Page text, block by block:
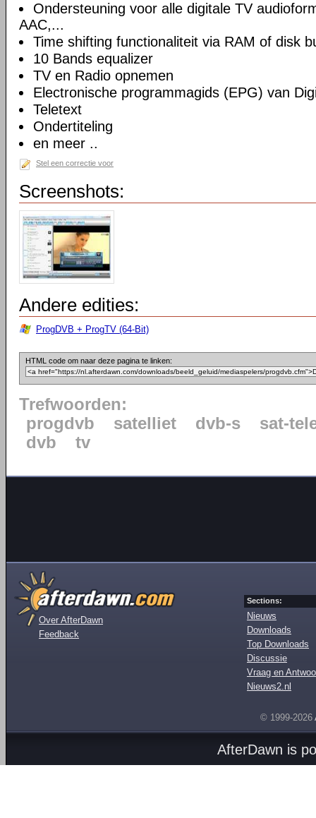
Ondersteuning voor alle digitale TV
AAC,...
Time shifting functionaliteit via RAM of disk
10 Bands equalizer
TV en Radio opnemen
Electronische programmagids (EPG) van
Teletext
Ondertiteling
en meer ..
Stel een correctie voor
Screenshots:
Andere edities:
ProgDVB + ProgTV (64-Bit)
HTML code om naar deze pagina te linken:
Trefwoorden:
progdvb
satelliet dvb-s
sat-
dvb
tv
Over AfterDawn
Feedback
Sections:
Nieuws
Downloads
Top Downloads
Discussie
Vraag en
Nieuws2.nl
© 1999-2026
AfterDawn is